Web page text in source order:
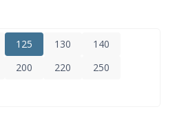
125 130
140
200 220
250